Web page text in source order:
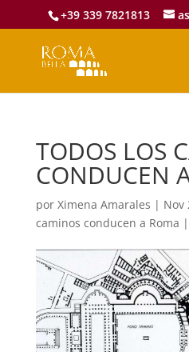
+39 339 7821813
TODOS LOS
CONDUCEN
por Ximena Amarales | Nov
caminos conducen a Roma |